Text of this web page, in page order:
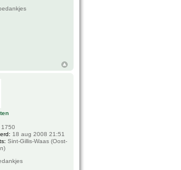
1750
18 aug 2008 21:51
Sint-Gillis-Waas (Oost-